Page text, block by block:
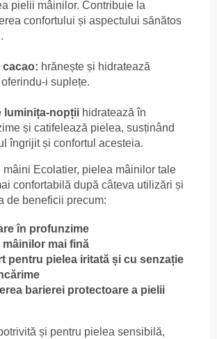
pielii mâinilor. Contribuie la
confortului și aspectului sănătos
cacao: hrănește și hidratează
i suplețe.
luminița-nopții hidratează în
și catifelează pielea, susținând
îngrijit și confortul acesteia.
mâini Ecolatier, pielea mâinilor tale
confortabilă după câteva utilizări și
de beneficii precum:
în profunzime
mâinilor mai fină
pentru pielea iritată și cu senzație
barierei protectoare a pielii
și pentru pielea sensibilă,